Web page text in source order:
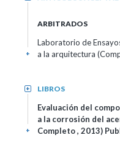
ARBITRADOS
Laboratorio de
a la arquitectura
+
LIBROS
+
Evaluación del
a la corrosión del
Completo , 2013)
+